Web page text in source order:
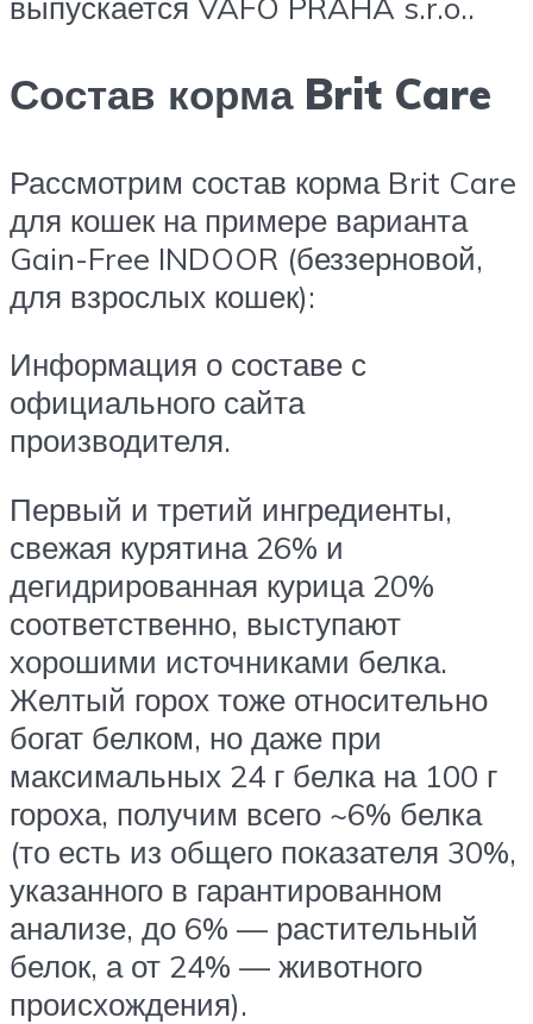
Состав корма Brit Care
Рассмотрим состав корма Brit Care
для кошек на примере варианта
Gain-Free INDOOR (беззерновой,
для взрослых кошек):
Информация о составе с
официального сайта
производителя.
Первый и третий ингредиенты,
свежая курятина 26% и
дегидрированная курица 20%
соответственно, выступают
хорошими источниками белка.
Желтый горох тоже относительно
богат белком, но даже при
максимальных 24 г белка на 100 г
гороха, получим всего ~6% белка
(то есть из общего показателя 30%,
указанного в гарантированном
анализе, до 6% — растительный
белок, а от 24% — животного
происхождения).